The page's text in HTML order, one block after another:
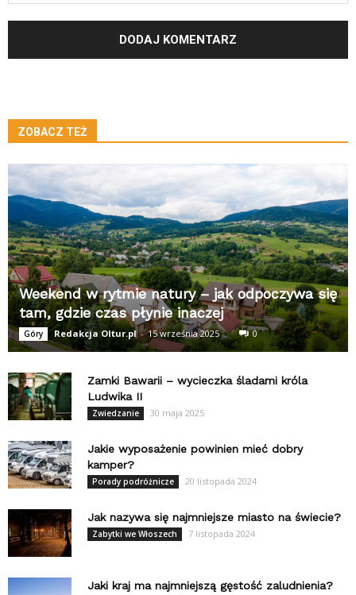
ZOBACZ TEŻ
Weekend w rytmie natury – jak odpoczywa się
tam, gdzie czas płynie inaczej
Góry Redakcja Oltur.pl - 15 września 2025 0
Zamki Bawarii – wycieczka śladami króla
Ludwika II
Zwiedzanie 30 maja 2025
Jakie wyposażenie powinien mieć dobry
kamper?
Porady podróżnicze 20 listopada 2024
Jak nazywa się najmniejsze miasto na świecie?
Zabytki we Włoszech 7 listopada 2024
Jaki kraj ma najmniejszą gęstość zaludnienia?